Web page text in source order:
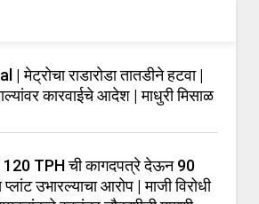
मेट्रोचा राडारोडा तातडीने हटवा |
कारवाईचे आदेश | माधुरी मिसाळ
TPH ची कागदपत्रे देऊन 90
उभारल्याचा आरोप | माजी विरोधी